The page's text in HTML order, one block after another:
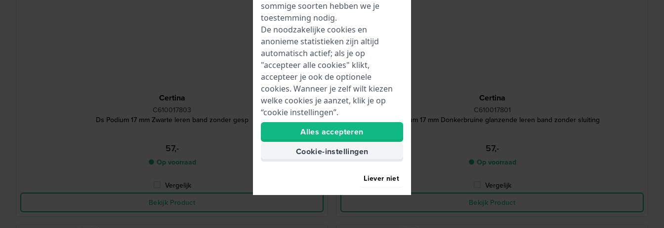
Certina
C610017803
Ds Podium 17 mm Zwarte leren band zonder gesp
57,-
● Op voorraad
Vergelijk
Bekijk Product
Certina
C610017801
Ds Podium 17 mm Donkerbruine glanzende leren band zonder sluiting
57,-
● Op voorraad
Vergelijk
Bekijk Product
sommige soorten hebben we je
toestemming nodig.
De noodzakelijke cookies en
anonieme statistieken zijn altijd
automatisch actief; als je op
"accepteer alle cookies" klikt,
accepteer je ook de optionele
cookies. Wanneer je zelf wilt kiezen
welke cookies je aanzet, klik je op
“cookie instellingen”.
Alles accepteren
Cookie-instellingen
Liever niet